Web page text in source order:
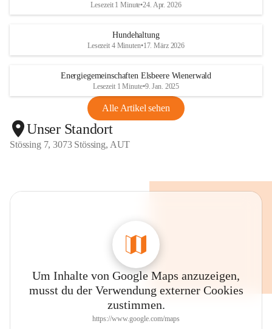
Lesezeit 1 Minute•24. Apr. 2026
Hundehaltung
Lesezeit 4 Minuten•17. März 2026
Energiegemeinschaften Elsbeere Wienerwald
Lesezeit 1 Minute•9. Jan. 2025
Alle Artikel sehen
Unser Standort
Stössing 7, 3073 Stössing, AUT
Um Inhalte von Google Maps anzuzeigen,
musst du der Verwendung externer Cookies
zustimmen.
https://www.google.com/maps